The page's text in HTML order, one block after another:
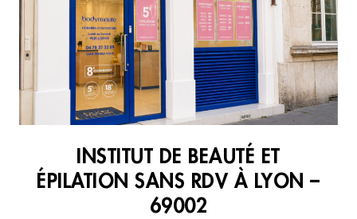
INSTITUT DE BEAUTÉ ET
ÉPILATION SANS RDV À LYON –
69002